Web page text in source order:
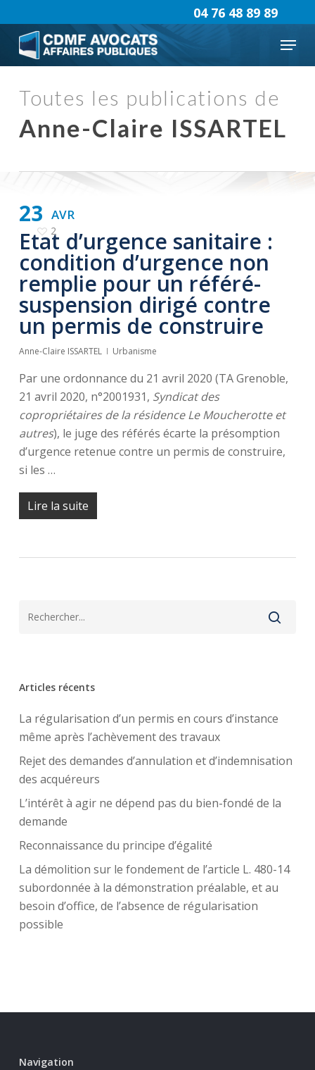
to
main
content
Menu
04 76 48 89 89
Toutes les publications de
Anne-Claire ISSARTEL
AVR
23
2
Etat d’urgence sanitaire :
condition d’urgence non
remplie pour un référé-
suspension dirigé contre
un permis de construire
Anne-Claire ISSARTEL Urbanisme
Par une ordonnance du 21 avril 2020 (TA Grenoble,
21 avril 2020, n°2001931, Syndicat des
copropriétaires de la résidence Le Moucherotte et
autres), le juge des référés écarte la présomption
d’urgence retenue contre un permis de construire,
si les …
Lire la suite
Articles récents
La régularisation d’un permis en cours d’instance
même après l’achèvement des travaux
Rejet des demandes d’annulation et d’indemnisation
des acquéreurs
L’intérêt à agir ne dépend pas du bien-fondé de la
demande
Reconnaissance du principe d’égalité
La démolition sur le fondement de l’article L. 480-14
subordonnée à la démonstration préalable, et au
besoin d’office, de l’absence de régularisation
possible
Navigation